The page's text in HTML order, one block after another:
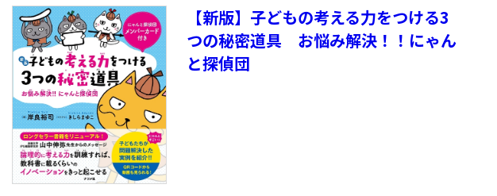
【新版】子どもの考える力をつける3
つの秘密道具 お悩み解決！！にゃん
と探偵団